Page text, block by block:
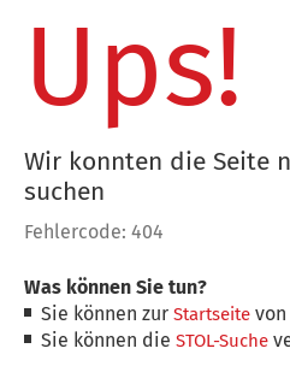
Ups!
Wir konnten die Seite
suchen
Fehlercode: 404
Was können Sie tun?
Sie können zurStartseite von
Sie können dieSTOL-Suche